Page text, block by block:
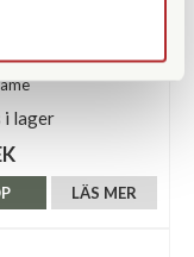
Film For 600
i lager
LÄS MER